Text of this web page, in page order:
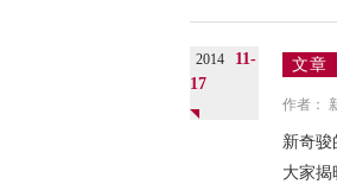
2014
11-
17
文章
作者：
新奇骏
大家揭